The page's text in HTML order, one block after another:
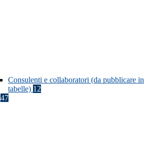
Consulenti e collaboratori (da pubblicare in
tabelle) 12
47